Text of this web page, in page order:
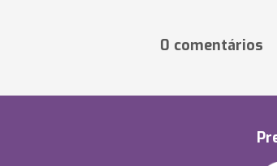
0 comentários